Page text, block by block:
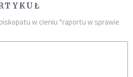
w cieniu “raportu w sprawie